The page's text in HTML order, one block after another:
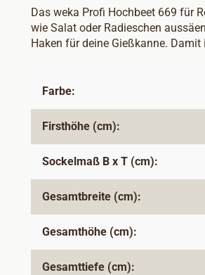
Das weka Profi Hochbeet 669 für
wie Salat oder Radieschen
Haken für deine Gießkanne.
Farbe:
Firsthöhe (cm):
Sockelmaß B x T (cm):
Gesamtbreite (cm):
Gesamthöhe (cm):
Gesamttiefe (cm):